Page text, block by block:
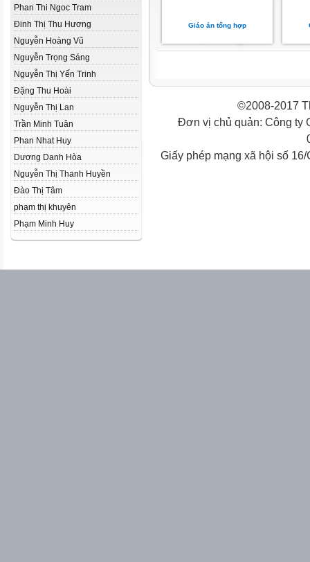
Phan Thi Ngoc Tram
Đinh Thị Thu Hương
Nguyễn Hoàng Vũ
Nguyễn Trọng Sáng
Nguyễn Thị Yến Trinh
Đặng Thu Hoài
Nguyễn Thị Lan
Trần Minh Tuân
Phan Nhat Huy
Dương Danh Hòa
Nguyễn Thị Thanh Huyền
Đào Thị Tâm
phạm thị khuyên
Phạm Minh Huy
Giáo án tổng hợp
©2008-2017
Đơn vị chủ quản: Công ty
Giấy phép mạng xã hội số